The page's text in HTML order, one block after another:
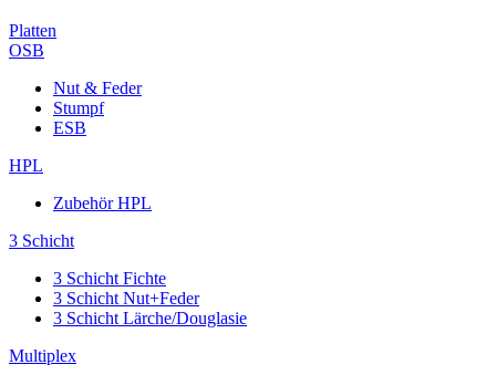
Platten
OSB
Nut & Feder
Stumpf
ESB
HPL
Zubehör HPL
3 Schicht
3 Schicht Fichte
3 Schicht Nut+Feder
3 Schicht Lärche/Douglasie
Multiplex